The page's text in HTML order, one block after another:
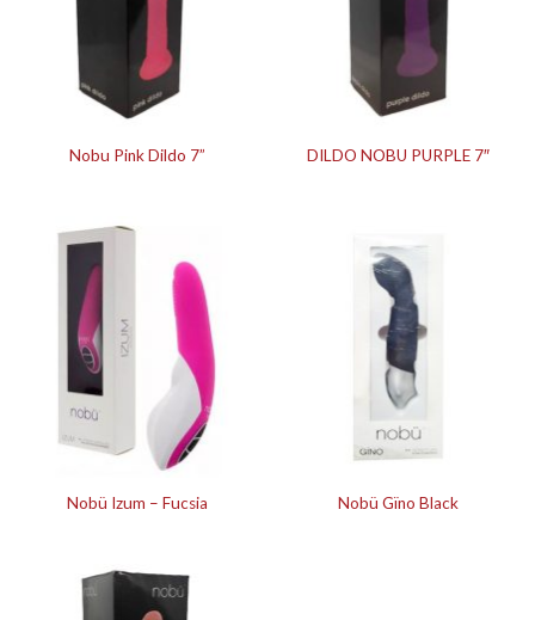
Nobu Pink Dildo 7” DILDO NOBU PURPLE 7″
Nobü Izum – Fucsia Nobü Gïno Black